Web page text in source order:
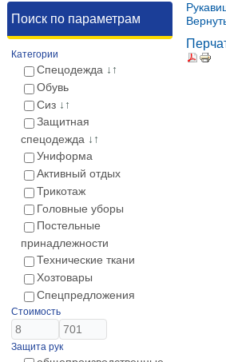
Поиск по параметрам
Категории
Спецодежда ↓↑
Обувь
Сиз ↓↑
Защитная
спецодежда ↓↑
Униформа
Активный отдых
Трикотаж
Головные уборы
Постельные
принадлежности
Технические ткани
Хозтовары
Спецпредложения
Стоимость
Защита рук